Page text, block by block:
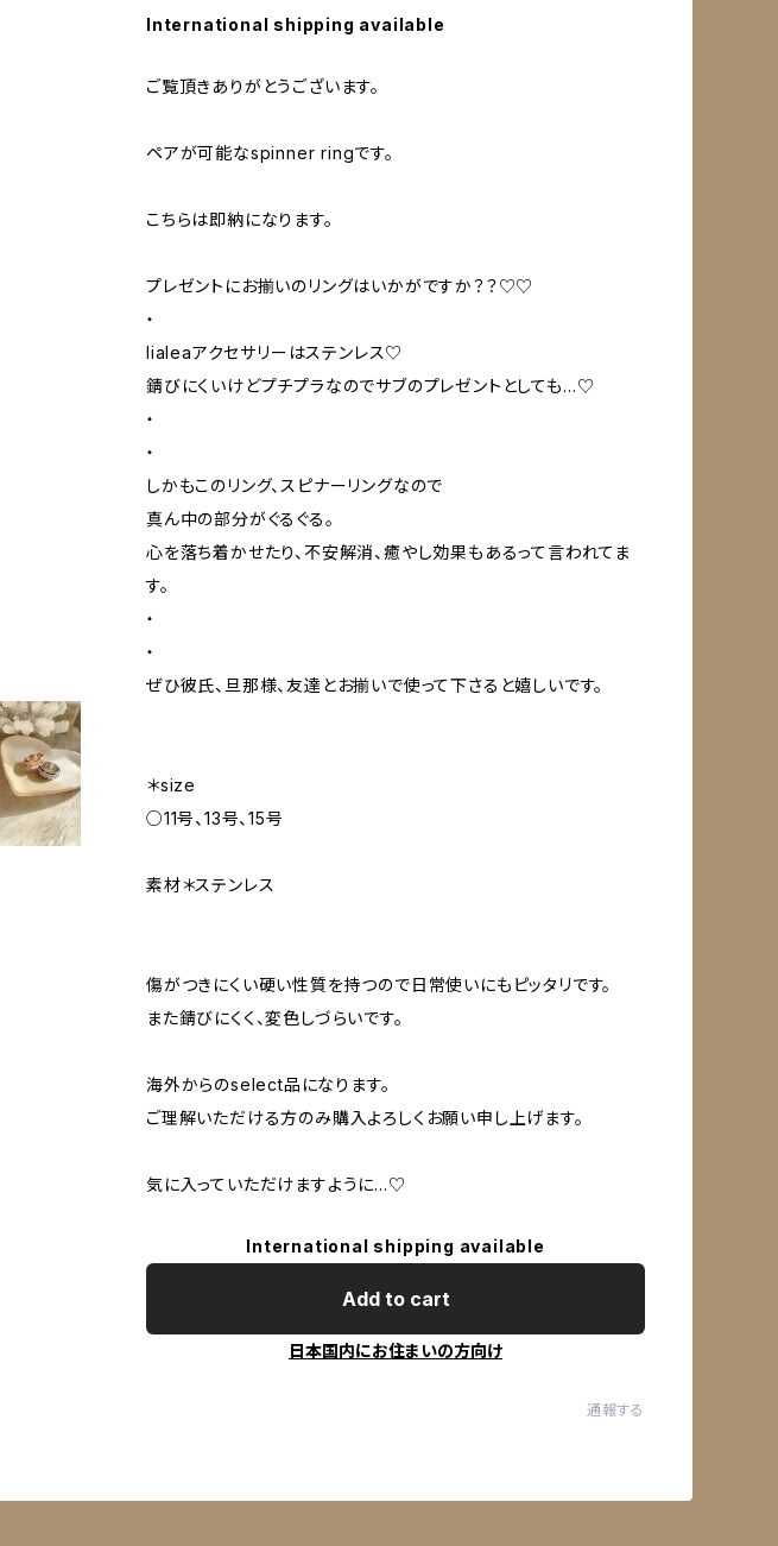
International shipping available
ご覧頂きありがとうございます。
ペアが可能なspinner ringです。
こちらは即納になります。
プレゼントにお揃いのリングはいかがですか？？♡♡
・
lialeaアクセサリーはステンレス♡
錆びにくいけどプチプラなのでサブのプレゼントとしても…♡
・
・
しかもこのリング、スピナーリングなので
真ん中の部分がぐるぐる。
心を落ち着かせたり、不安解消、癒やし効果もあるって言われてま
す。
・
・
ぜひ彼氏、旦那様、友達とお揃いで使って下さると嬉しいです。
＊size
○11号、13号、15号
素材＊ステンレス
傷がつきにくい硬い性質を持つので日常使いにもピッタリです。
また錆びにくく、変色しづらいです。
海外からのselect品になります。
ご理解いただける方のみ購入よろしくお願い申し上げます。
気に入っていただけますように…♡
International shipping available
Add to cart
日本国内にお住まいの方向け
通報する